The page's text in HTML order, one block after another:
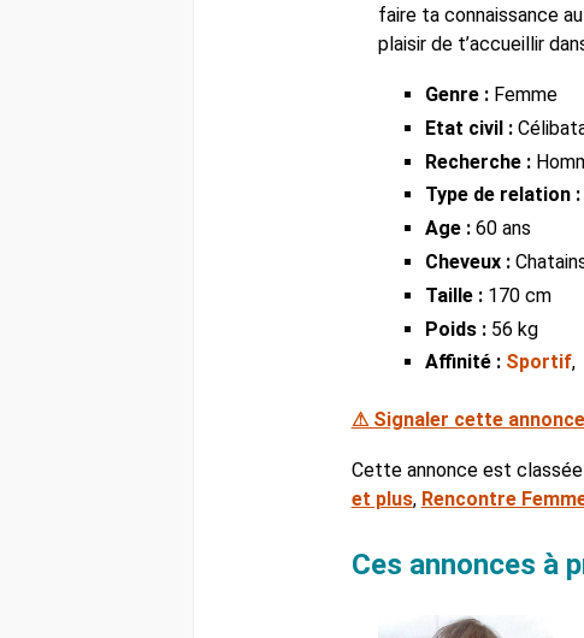
faire ta connaissance
plaisir de t’accueillir
Genre : Femme
Etat civil :
Recherche :
Type de relation :
Age : 60 ans
Cheveux :
Taille : 170 cm
Poids : 56 kg
Affinité : Sportif,
⚠ Signaler cette annonce
Cette annonce est classée
et plus, Rencontre
Ces annonces à